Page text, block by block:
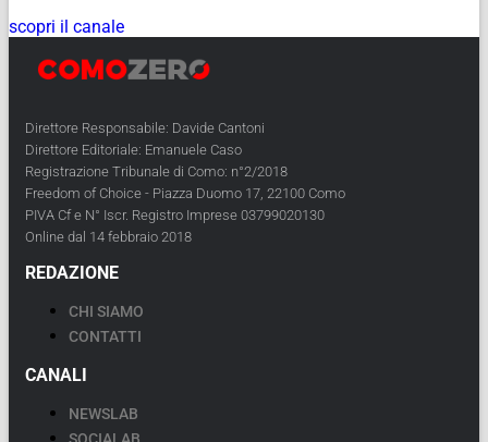
scopri il canale
Direttore Responsabile: Davide Cantoni
Direttore Editoriale: Emanuele Caso
Registrazione Tribunale di Como: n°2/2018
Freedom of Choice - Piazza Duomo 17, 22100 Como
PIVA Cf e N° Iscr. Registro Imprese 03799020130
Online dal 14 febbraio 2018
REDAZIONE
CHI SIAMO
CONTATTI
CANALI
NEWSLAB
SOCIALAB